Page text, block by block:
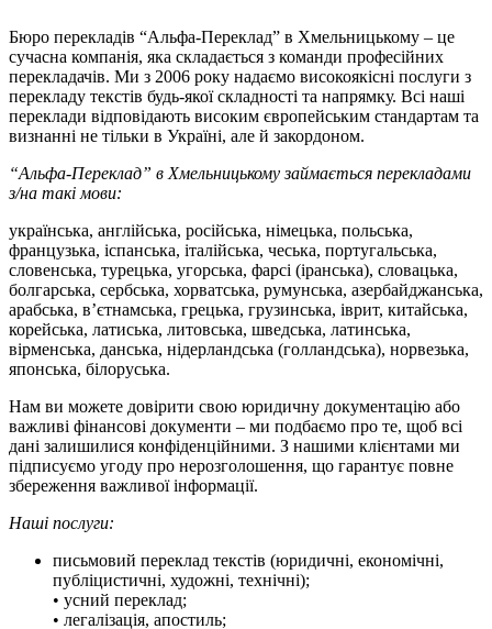
Бюро перекладів “Альфа-Переклад” в Хмельницькому – це
сучасна компанія, яка складається з команди професійних
перекладачів. Ми з 2006 року надаємо високоякісні послуги з
перекладу текстів будь-якої складності та напрямку. Всі наші
переклади відповідають високим європейським стандартам та
визнанні не тільки в Україні, але й закордоном.
“Альфа-Переклад” в Хмельницькому займається перекладами
з/на такі мови:
українська, англійська, російська, німецька, польська,
французька, іспанська, італійська, чеська, португальська,
словенська, турецька, угорська, фарсі (іранська), словацька,
болгарська, сербська, хорватська, румунська, азербайджанська,
арабська, в’єтнамська, грецька, грузинська, іврит, китайська,
корейська, латиська, литовська, шведська, латинська,
вірменська, данська, нідерландська (голландська), норвезька,
японська, білоруська.
Нам ви можете довірити свою юридичну документацію або
важливі фінансові документи – ми подбаємо про те, щоб всі
дані залишилися конфіденційними. З нашими клієнтами ми
підписуємо угоду про нерозголошення, що гарантує повне
збереження важливої інформації.
Наші послуги:
письмовий переклад текстів (юридичні, економічні,
публіцистичні, художні, технічні);
• усний переклад;
• легалізація, апостиль;